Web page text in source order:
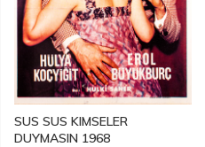
SUS SUS KIMSELER
DUYMASIN 1968